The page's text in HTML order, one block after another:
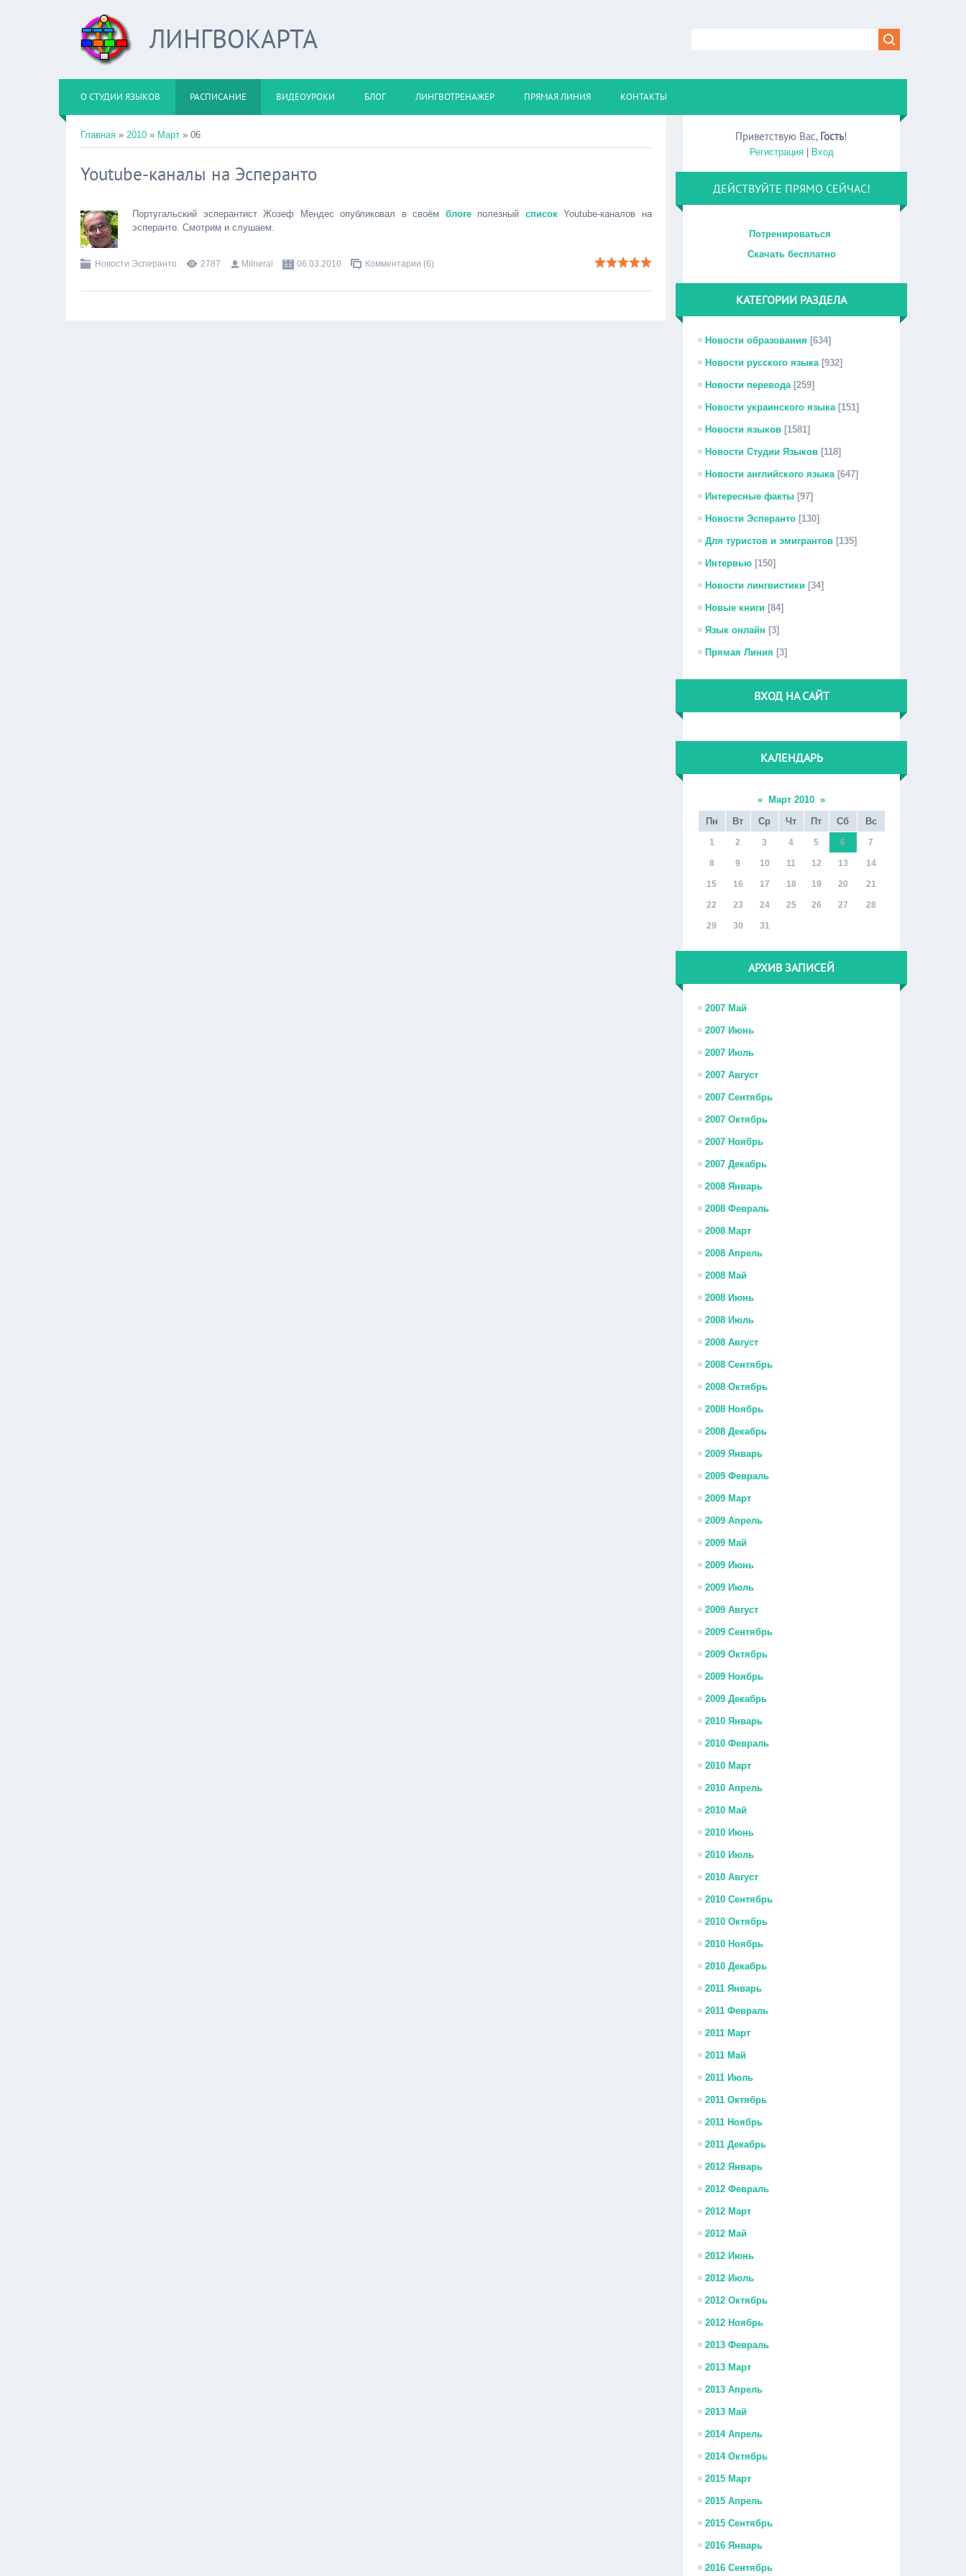
ЛИНГВОКАРТА
О СТУДИИ ЯЗЫКОВ РАСПИСАНИЕ ВИДЕОУРОКИ БЛОГ ЛИНГВОТРЕНАЖЕР ПРЯМАЯ ЛИНИЯ КОНТАКТЫ
Главная » 2010 » Март » 06
Youtube-каналы на Эсперанто
Португальский эсперантист Жозеф Мендес опубликовал в своём блогеполезный списокYoutube-каналов на
эсперанто. Смотрим и слушаем.
Новости Эсперанто 2787 Milneral 06.03.2010 Комментарии (6)
Приветствую Вас, Гость!
Регистрация| Вход
ДЕЙСТВУЙТЕ ПРЯМО СЕЙЧАС!
Потренироваться
Скачать бесплатно
КАТЕГОРИИ РАЗДЕЛА
Новости образования [634]
Новости русского языка [932]
Новости перевода [259]
Новости украинского языка [151]
Новости языков [1581]
Новости Студии Языков [118]
Новости английского языка [647]
Интересные факты [97]
Новости Эсперанто [130]
Для туристов и эмигрантов [135]
Интервью [150]
Новости лингвистики [34]
Новые книги [84]
Язык онлайн [3]
Прямая Линия [3]
ВХОД НА САЙТ
КАЛЕНДАРЬ
« Март 2010 »
Пн
Вт Ср Чт Пт Сб Вс
1 2 3 4 5 6 7
8 9 10 11 12 13 14
15 16 17 18 19 20 21
22 23 24 25 26 27 28
29 30 31
АРХИВ ЗАПИСЕЙ
2007 Май
2007 Июнь
2007 Июль
2007 Август
2007 Сентябрь
2007 Октябрь
2007 Ноябрь
2007 Декабрь
2008 Январь
2008 Февраль
2008 Март
2008 Апрель
2008 Май
2008 Июнь
2008 Июль
2008 Август
2008 Сентябрь
2008 Октябрь
2008 Ноябрь
2008 Декабрь
2009 Январь
2009 Февраль
2009 Март
2009 Апрель
2009 Май
2009 Июнь
2009 Июль
2009 Август
2009 Сентябрь
2009 Октябрь
2009 Ноябрь
2009 Декабрь
2010 Январь
2010 Февраль
2010 Март
2010 Апрель
2010 Май
2010 Июнь
2010 Июль
2010 Август
2010 Сентябрь
2010 Октябрь
2010 Ноябрь
2010 Декабрь
2011 Январь
2011 Февраль
2011 Март
2011 Май
2011 Июль
2011 Октябрь
2011 Ноябрь
2011 Декабрь
2012 Январь
2012 Февраль
2012 Март
2012 Май
2012 Июнь
2012 Июль
2012 Октябрь
2012 Ноябрь
2013 Февраль
2013 Март
2013 Апрель
2013 Май
2014 Апрель
2014 Октябрь
2015 Март
2015 Апрель
2015 Сентябрь
2016 Январь
2016 Сентябрь